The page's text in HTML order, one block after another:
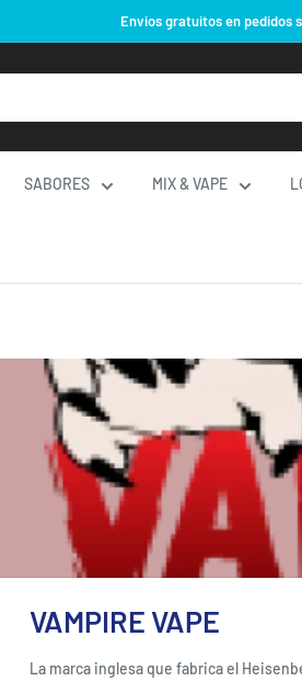
Envios gratuitos en pedidos
SABORES MIX & VAPE
VAMPIRE VAPE
La marca inglesa que fabrica el